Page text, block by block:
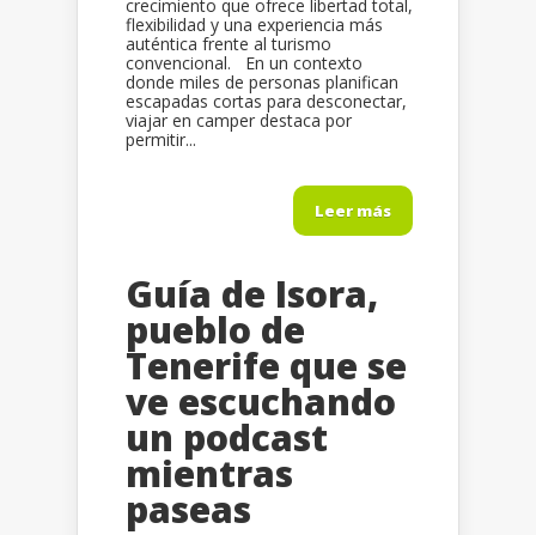
crecimiento que ofrece libertad total,
flexibilidad y una experiencia más
auténtica frente al turismo
convencional. En un contexto
donde miles de personas planifican
escapadas cortas para desconectar,
viajar en camper destaca por
permitir...
Leer más
Guía de Isora,
pueblo de
Tenerife que se
ve escuchando
un podcast
mientras
paseas